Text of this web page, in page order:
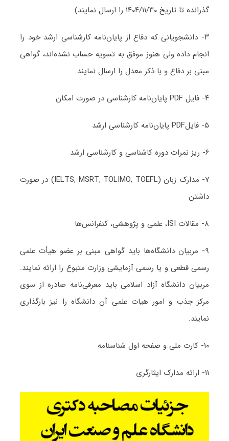
گذرانده تا تاریخ ۱۴۰۴/۱۱/۳۰ را ارسال نمایند).
۳- دانشجویانی که دفاع از پایان‌نامه کارشناسی ارشد خود را
انجام داده ولی هنوز موفق به تسویه حساب نشده‌اند، گواهی
مبنی بر دفاع و با ذکر معدل را ارسال نمایند.
۴- فایل PDF پایان‌نامه کارشناسی در صورت امکان
۵- فایلPDF پایان‌نامه کارشناسی ارشد
۶- ریز نمرات دوره کاشناسی و کارشناسی ارشد
۷- مدارک زبان (IELTS, MSRT, TOLIMO, TOEFL) در صورت
داشتن
۸- مقالات ISI، علمی و پژوهشی، کنفرانس‌ها
۹- مربیان دانشگاه‌ها باید گواهی مبنی بر عضو هیأت علمی
رسمی قطعی و یا رسمی آزمایشی وزارت متبوع را ارائه نمایند.
مربیان دانشگاه آزاد اسلامی باید معرفی‌نامه صادره از سوی
مرکز جذب و امور هیات علمی آن دانشگاه را نیز بارگذاری
نمایند.
۱۰- کارت ملی و صفحه اول شناسنامه
۱۱- ارائه مدارک ایثارگری